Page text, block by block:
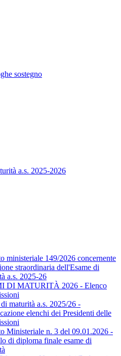
sostegno
a.s. 2025-2026
ministeriale 149/2026 concernente
straordinaria dell'Esame di
a.s. 2025-26
DI MATURITÀ 2026 - Elenco
maturità a.s. 2025/26 -
elenchi dei Presidenti delle
Ministeriale n. 3 del 09.01.2026 -
di diploma finale esame di